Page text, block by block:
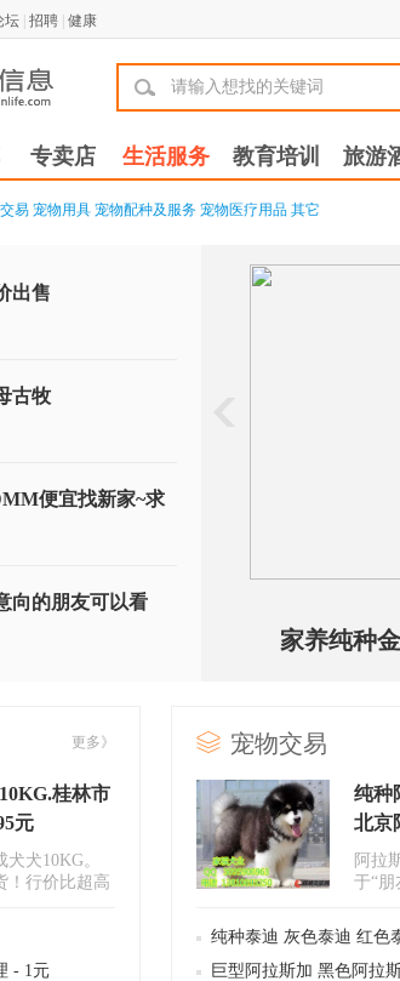
坛 招聘 健康
专卖店 生活服务 教育培训 旅游
易 宠物用具 宠物配种及服务 宠物医疗用品 其它
出售
古牧
便宜找新家~求
向的朋友可以看
家养纯种
更多》
桂林市
元
犬10KG。
！行价比超高
- 1元
宠物交易
纯种
北京
犬业
阿拉
于“朋
纯种泰迪 灰色泰迪 红色
全国免运费
巨型阿拉斯加 黑色阿拉